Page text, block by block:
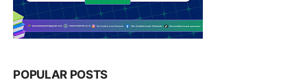
POPULAR POSTS